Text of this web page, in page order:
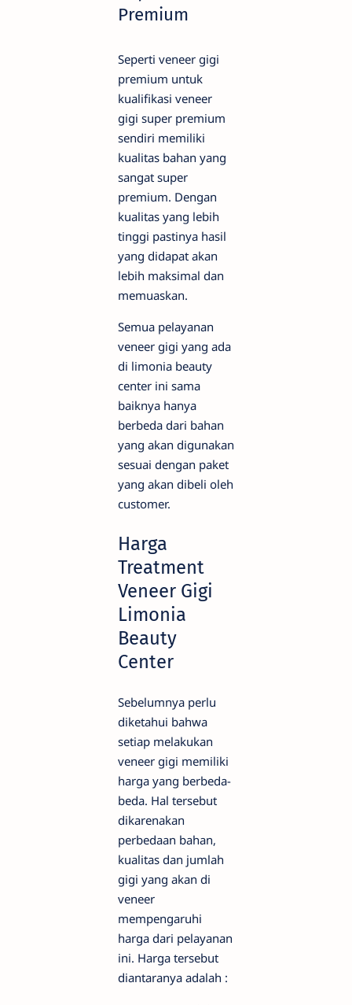
Premium
Seperti veneer gigi
premium untuk
kualifikasi veneer
gigi super premium
sendiri memiliki
kualitas bahan yang
sangat super
premium. Dengan
kualitas yang lebih
tinggi pastinya hasil
yang didapat akan
lebih maksimal dan
memuaskan.
Semua pelayanan
veneer gigi yang ada
di limonia beauty
center ini sama
baiknya hanya
berbeda dari bahan
yang akan digunakan
sesuai dengan paket
yang akan dibeli oleh
customer.
Harga
Treatment
Veneer Gigi
Limonia
Beauty
Center
Sebelumnya perlu
diketahui bahwa
setiap melakukan
veneer gigi memiliki
harga yang berbeda-
beda. Hal tersebut
dikarenakan
perbedaan bahan,
kualitas dan jumlah
gigi yang akan di
veneer
mempengaruhi
harga dari pelayanan
ini. Harga tersebut
diantaranya adalah :